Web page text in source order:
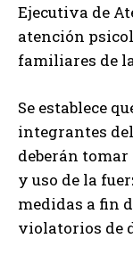
Ejecutiva de
atención
familiares de
Se establece
integrantes
deberán tomar
y uso de la
medidas a fin
violatorios de